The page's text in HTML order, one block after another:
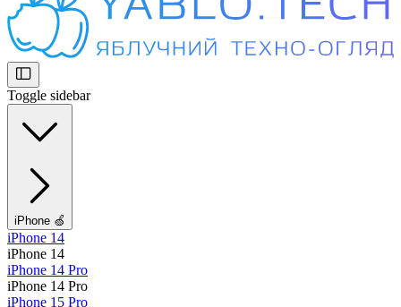
Toggle sidebar
iPhone 🍏
iPhone 14
iPhone 14
iPhone 14 Pro
iPhone 14 Pro
iPhone 15 Pro